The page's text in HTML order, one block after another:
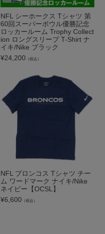
NFL シーホークス Tシャツ 第
60回スーパーボウル優勝記念
ロッカールーム Trophy Collect
ion ロングスリーブ T-Shirt ナ
イキ/Nike ブラック
¥24,200 （税込）
NFL ブロンコス Tシャツ チー
ム ワードマーク ナイキ/Nike
ネイビー【OCSL】
¥6,600 （税込）